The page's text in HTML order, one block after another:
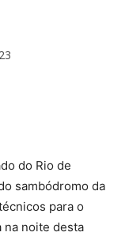
do Rio de
sambódromo da
para o
na noite desta